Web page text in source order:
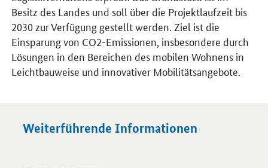
Besitz des Landes und soll über die Projektlaufzeit bis
2030 zur Verfügung gestellt werden. Ziel ist die
Einsparung von CO2-Emissionen, insbesondere durch
Lösungen in den Bereichen des mobilen Wohnens in
Leichtbauweise und innovativer Mobilitätsangebote.
Weiterführende Informationen